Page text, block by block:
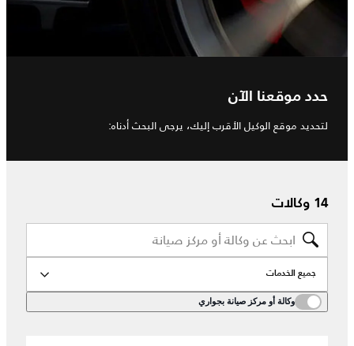
حدد موقعنا الآن
لتحديد موقع الوكيل الأقرب إليك، يرجى البحث أدناه:
14 وكالات
جميع الخدمات
وكالة أو مركز صيانة بجواري